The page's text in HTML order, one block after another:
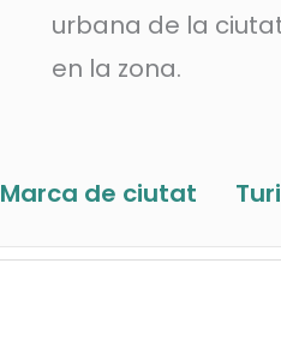
urbana de la
en la zona.
Marca de ciutat